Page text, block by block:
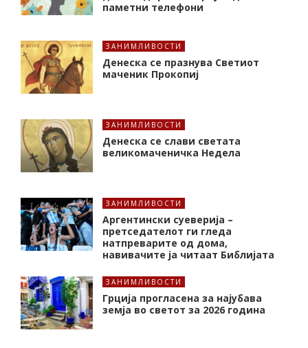
паметни телефони
ЗАНИМЛИВОСТИ
Денеска се празнува Светиот
маченик Прокопиј
ЗАНИМЛИВОСТИ
Денеска се слави светата
великомаченичка Недела
ЗАНИМЛИВОСТИ
Аргентински суеверија –
претседателот ги гледа
натпреварите од дома,
навивачите ја читаат Библијата
ЗАНИМЛИВОСТИ
Грција прогласена за најубава
земја во светот за 2026 година